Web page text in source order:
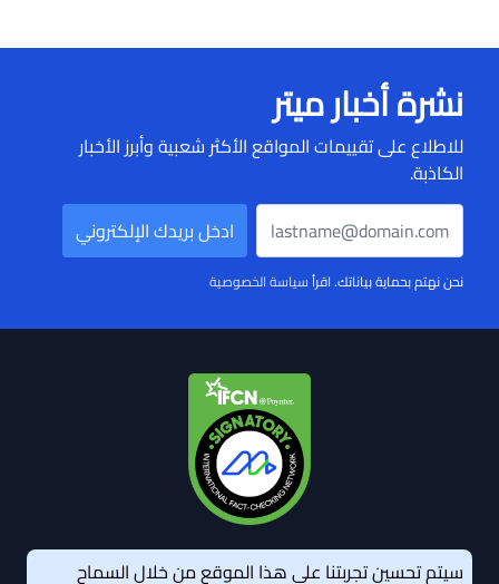
نشرة أخبار ميتر
للاطلاع على تقييمات المواقع الأكثر شعبية وأبرز الأخبار
الكاذبة.
نحن نهتم بحماية بياناتك. اقرأسياسة الخصوصية
سيتم تحسين تجربتنا على هذا الموقع من خلال السماح